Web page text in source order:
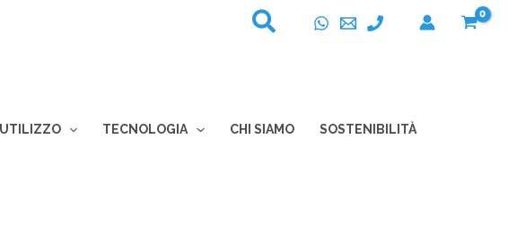
TECNOLOGIA CHI SIAMO SOSTENIBILITÀ